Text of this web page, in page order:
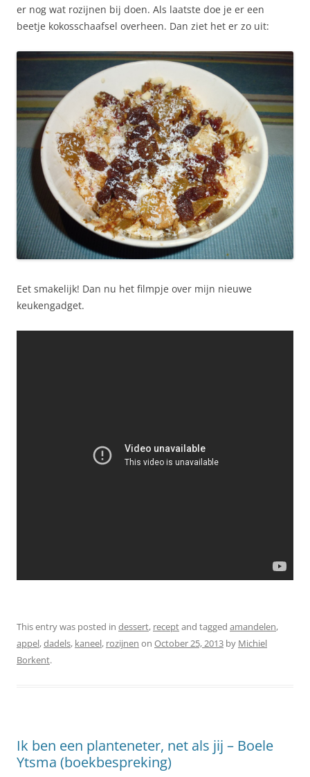
er nog wat rozijnen bij doen. Als laatste doe je er een
beetje kokosschaafsel overheen. Dan ziet het er zo uit:
Eet smakelijk! Dan nu het filmpje over mijn nieuwe
keukengadget.
This entry was posted in dessert, receptand tagged amandelen,
appel,dadels, kaneel, rozijnen on October 25, 2013 by Michiel
Borkent.
Ik ben een planteneter, net als jij – Boele
Ytsma (boekbespreking)